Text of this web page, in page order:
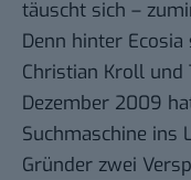
täuscht sich –
Denn hinter
Christian Kroll und
Dezember 2009
Suchmaschine ins
Gründer zwei